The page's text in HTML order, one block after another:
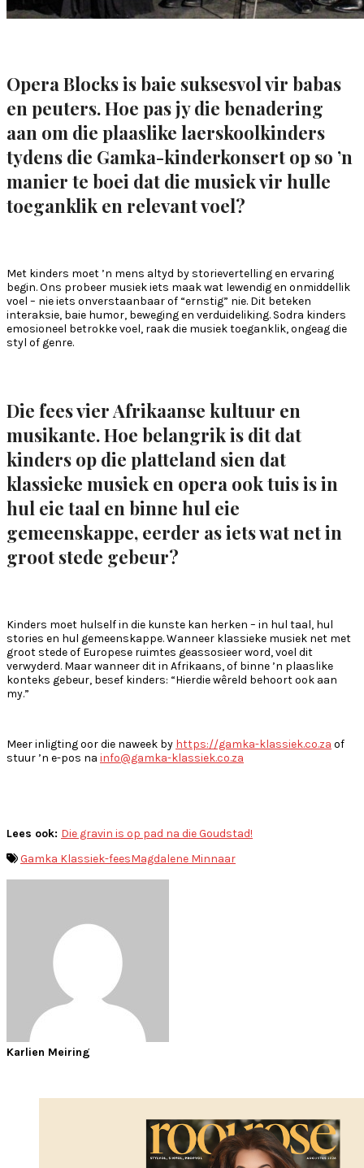
Opera Blocks is baie suksesvol vir babas
en peuters. Hoe pas jy die benadering
aan om die plaaslike laerskoolkinders
tydens die Gamka-kinderkonsert op so ’n
manier te boei dat die musiek vir hulle
toeganklik en relevant voel?
Met kinders moet ’n mens altyd by storievertelling en ervaring
begin. Ons probeer musiek iets maak wat lewendig en onmiddellik
voel – nie iets onverstaanbaar of “ernstig” nie. Dit beteken
interaksie, baie humor, beweging en verduideliking. Sodra kinders
emosioneel betrokke voel, raak die musiek toeganklik, ongeag die
styl of genre.
Die fees vier Afrikaanse kultuur en
musikante. Hoe belangrik is dit dat
kinders op die platteland sien dat
klassieke musiek en opera ook tuis is in
hul eie taal en binne hul eie
gemeenskappe, eerder as iets wat net in
groot stede gebeur?
Kinders moet hulself in die kunste kan herken – in hul taal, hul
stories en hul gemeenskappe. Wanneer klassieke musiek net met
groot stede of Europese ruimtes geassosieer word, voel dit
verwyderd. Maar wanneer dit in Afrikaans, of binne ’n plaaslike
konteks gebeur, besef kinders: “Hierdie wêreld behoort ook aan
my.”
Meer inligting oor die naweek by https://gamka-klassiek.co.za of
stuur ’n e-pos na info@gamka-klassiek.co.za
Lees ook: Die gravin is op pad na die Goudstad!
Gamka Klassiek-feesMagdalene Minnaar
Karlien Meiring